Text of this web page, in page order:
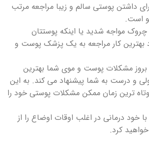
داشتن پوستی سالم و زیبا مراجعه مرتب
است.
چروک مواجه شدید یا اینکه پوستتان
بهترین کار مراجعه به یک پزشک پوست و
مشکلات پوست و موی شما بهترین
و درست به شما پیشنهاد می کند. به این
ترین زمان ممکن مشکلات پوستی خود را
خود درمانی در اغلب اوقات اوضاع را از
کرد.